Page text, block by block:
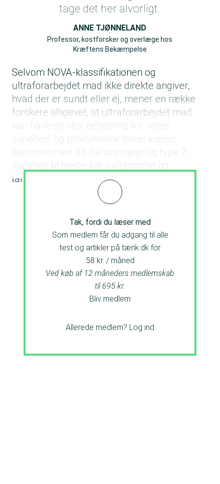
tage det her alvorligt.
ANNE TJØNNELAND
Professor, kostforsker og overlæge hos
Kræftens Bekæmpelse
Selvom NOVA-klassifikationen og
ultraforarbejdet mad ikke direkte angiver,
hvad der er sundt eller ej, mener en række
forskere alligevel, at ultraforarbejdet mad
sundhed, og produkterne bliver kædet
sammen med alt fra overvægt og type 2-
diabetes til hjerte-kar-sygdomme og
tarmkræft.
Tak, fordi du læser med
Som medlem får du adgang til alle
test og artikler på tænk.dk for
58 kr. / måned
Ved køb af 12 måneders medlemskab
til 695 kr.
Bliv medlem
Allerede medlem? Log ind